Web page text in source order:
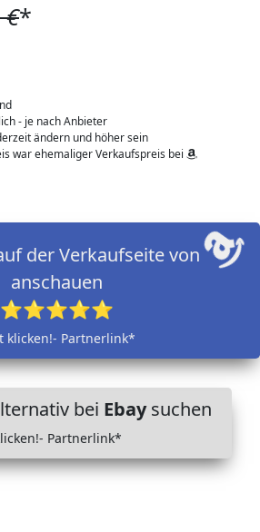
€*
- je nach Anbieter
ändern und höher sein
war ehemaliger Verkaufspreis bei
der Verkaufseite von
anschauen
⭐⭐⭐⭐⭐
klicken!- Partnerlink*
bei Ebaysuchen
Partnerlink*